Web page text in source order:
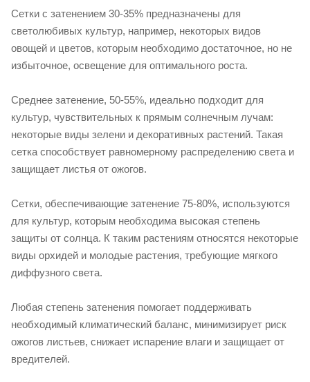
Сетки с затенением 30-35% предназначены для
светолюбивых культур, например, некоторых видов
овощей и цветов, которым необходимо достаточное, но не
избыточное, освещение для оптимального роста.
Среднее затенение, 50-55%, идеально подходит для
культур, чувствительных к прямым солнечным лучам:
некоторые виды зелени и декоративных растений. Такая
сетка способствует равномерному распределению света и
защищает листья от ожогов.
Сетки, обеспечивающие затенение 75-80%, используются
для культур, которым необходима высокая степень
защиты от солнца. К таким растениям относятся некоторые
виды орхидей и молодые растения, требующие мягкого
диффузного света.
Любая степень затенения помогает поддерживать
необходимый климатический баланс, минимизирует риск
ожогов листьев, снижает испарение влаги и защищает от
вредителей.